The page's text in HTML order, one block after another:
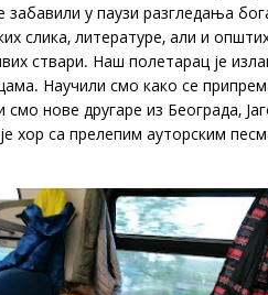
забавили у паузи разгледања
слика, литературе, али и
ствари. Наш полетарац је
Научили смо како се
смо нове другаре из Београда,
хор са прелепим ауторским